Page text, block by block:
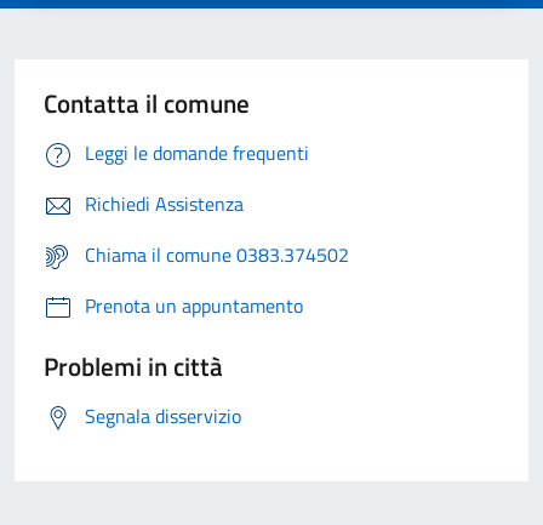
Contatta il comune
Leggi le domande frequenti
Richiedi Assistenza
Chiama il comune 0383.374502
Prenota un appuntamento
Problemi in città
Segnala disservizio